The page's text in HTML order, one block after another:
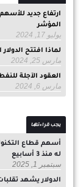
ارتفاع جديد
المؤشر
يوليو 17, 2024
لماذا افتتح
مارس 25, 2024
العقود الآجلة
مارس 6, 2024
يجب قراءتها
أسهم قطاع
له منذ 3 أسابيع
سبتمبر 1, 2025
الدولار يشهد